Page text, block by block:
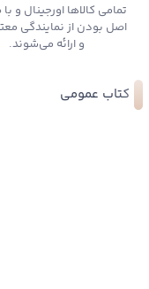
تمامی کالاها اورجینال و
اصل بودن از نمایندگی
و ارائه می‌شوند.
کتاب عمومی